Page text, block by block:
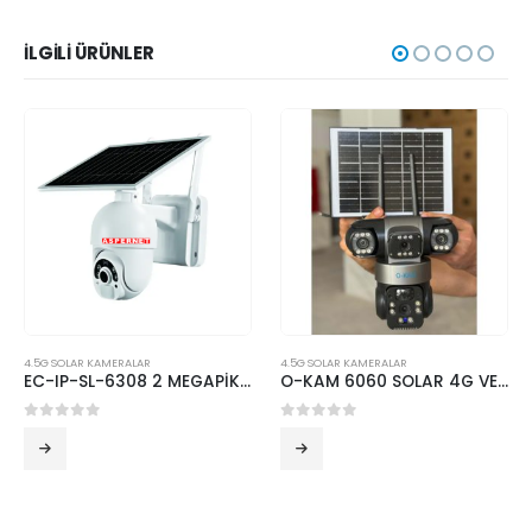
İLGILI ÜRÜNLER
4.5G SOLAR KAMERALAR
EC-IP-SL-6308 2 MEGAPİKSEL 4G SOLAR PTZ DIŞ ORTAM KAMERA 10400 MA BATARYA
4.5G SOLAR KAMERALAR
O-KAM 6060 SOLAR 4G VERSİYON